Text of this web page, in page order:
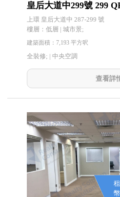
皇后大道中299號 299
上環 皇后大道中 287-299 號
樓層：低層 | 城市景;
建築面積：7,193 平方呎
全裝修; | 中央空調
查看詳